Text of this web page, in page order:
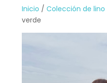
Inicio / Colección de lino
verde